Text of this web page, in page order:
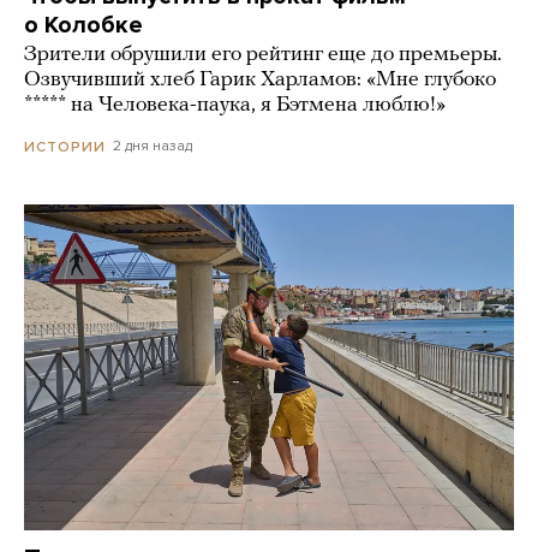
о Колобке
Зрители обрушили его рейтинг еще до премьеры.
Озвучивший хлеб Гарик Харламов: «Мне глубоко
***** на Человека-паука, я Бэтмена люблю!»
ИСТОРИИ 2 дня назад